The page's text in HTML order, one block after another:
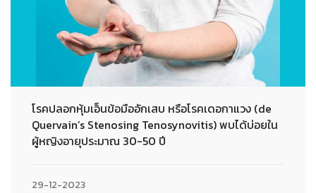
โรคปลอกหุ้มเอ็นข้อมืออักเสบ หรือโรคเดอกาแวง (de
Quervain’s Stenosing Tenosynovitis) พบได้บ่อยใน
ผู้หญิงอายุประมาณ 30-50 ปี
29-12-2023